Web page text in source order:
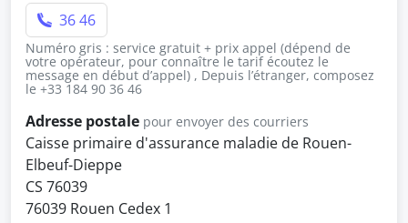
36 46
Numéro gris : service gratuit + prix appel (dépend de
votre opérateur, pour connaître le tarif écoutez le
message en début d’appel) , Depuis l’étranger, composez
le +33 184 90 36 46
Adresse postale pour envoyer des courriers
Caisse primaire d'assurance maladie de Rouen-
Elbeuf-Dieppe
CS 76039
76039 Rouen Cedex 1